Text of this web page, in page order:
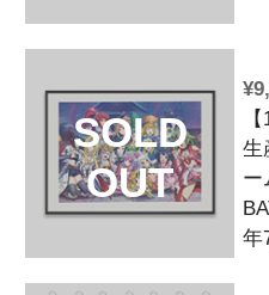
SOLD
OUT